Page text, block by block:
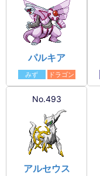
パルキア
みず ドラゴン
No.493
アルセウス